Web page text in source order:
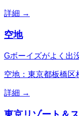
詳細 →
空地
Gボーイズがよく出
空地：東京都板橋区
詳細 →